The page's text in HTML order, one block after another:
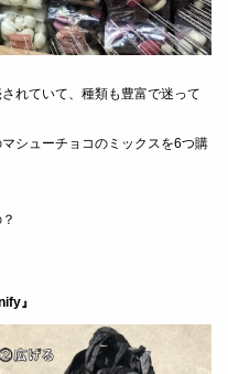
れていて、種類も豊富で迷って
シューチョコのミックスを6つ購
』